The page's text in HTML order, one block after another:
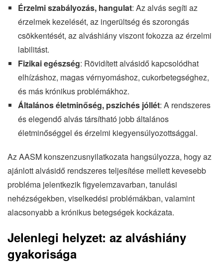
Érzelmi szabályozás, hangulat: Az alvás segíti az
érzelmek kezelését, az ingerültség és szorongás
csökkentését, az alváshiány viszont fokozza az érzelmi
labilitást.
Fizikai egészség: Rövidített alvásidő kapcsolódhat
elhízáshoz, magas vérnyomáshoz, cukorbetegséghez,
és más krónikus problémákhoz.
Általános életminőség, pszichés jóllét: A rendszeres
és elegendő alvás társítható jobb általános
életminőséggel és érzelmi kiegyensúlyozottsággal.
Az AASM konszenzusnyilatkozata hangsúlyozza, hogy az
ajánlott alvásidő rendszeres teljesítése mellett kevesebb
probléma jelentkezik figyelemzavarban, tanulási
nehézségekben, viselkedési problémákban, valamint
alacsonyabb a krónikus betegségek kockázata.
Jelenlegi helyzet: az alváshiány
gyakorisága